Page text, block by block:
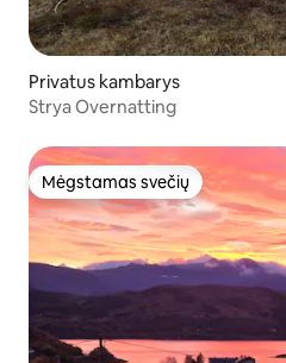
Privatus kambarys
Strya Overnatting
Mėgstamas svečių
Mėgstamas svečių